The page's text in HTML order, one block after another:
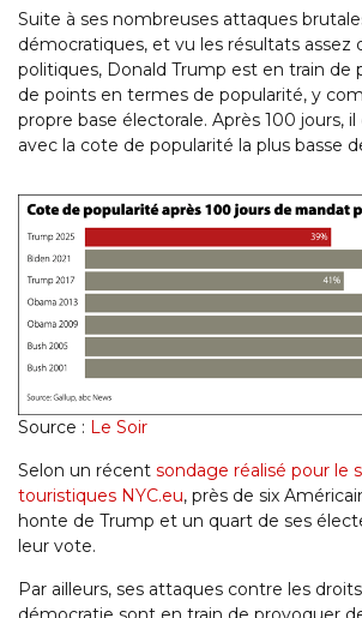
Suite à ses nombreuses attaques
démocratiques, et vu les résultats assez
politiques, Donald Trump est en train de
de points en termes de popularité, y
propre base électorale. Après 100 jours,
avec la cote de popularité la plus basse
Source : Le Soir
Selon un récent sondage réalisé pour le
touristiques NYC.eu, près de six
honte de Trump et un quart de ses
leur vote.
Par ailleurs, ses attaques contre les